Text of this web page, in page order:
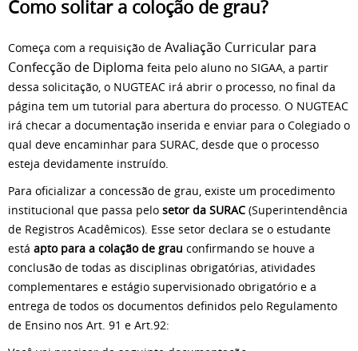
Como solitar a coloção de grau?
Começa com a requisição de Avaliação Curricular para
Confecção de Diploma feita pelo aluno no SIGAA, a partir
dessa solicitação, o NUGTEAC irá abrir o processo, no final da
página tem um tutorial para abertura do processo. O NUGTEAC
irá checar a documentação inserida e enviar para o Colegiado o
qual deve encaminhar para SURAC, desde que o processo
esteja devidamente instruído.
Para oficializar a concessão de grau, existe um procedimento
institucional que passa pelo setor da SURAC (Superintendência
de Registros Acadêmicos). Esse setor declara se o estudante
está apto para a colação de grau confirmando se houve a
conclusão de todas as disciplinas obrigatórias, atividades
complementares e estágio supervisionado obrigatório e a
entrega de todos os documentos definidos pelo Regulamento
de Ensino nos Art. 91 e Art.92: